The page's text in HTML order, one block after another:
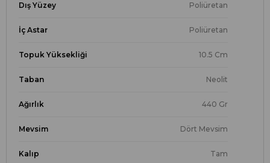
Dış Yüzey Poliüretan
İç Astar Poliüretan
Topuk Yüksekliği 10.5 Cm
Taban Neolit
Ağırlık 440 Gr
Mevsim Dört Mevsim
Kalıp Tam